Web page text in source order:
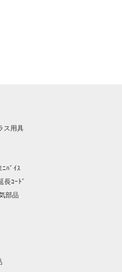
ス用具
ﾆﾊﾞｲｽ
長ｺｰﾄﾞ
部品